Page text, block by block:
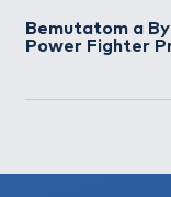
Bemutatom a
Power Fighter